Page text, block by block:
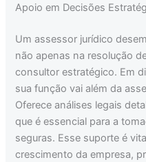
Apoio em Decisões
Um assessor jurídico
não apenas na resolução
consultor estratégico. Em
sua função vai além da
Oferece análises legais
que é essencial para a
seguras. Esse suporte é
crescimento da empresa,